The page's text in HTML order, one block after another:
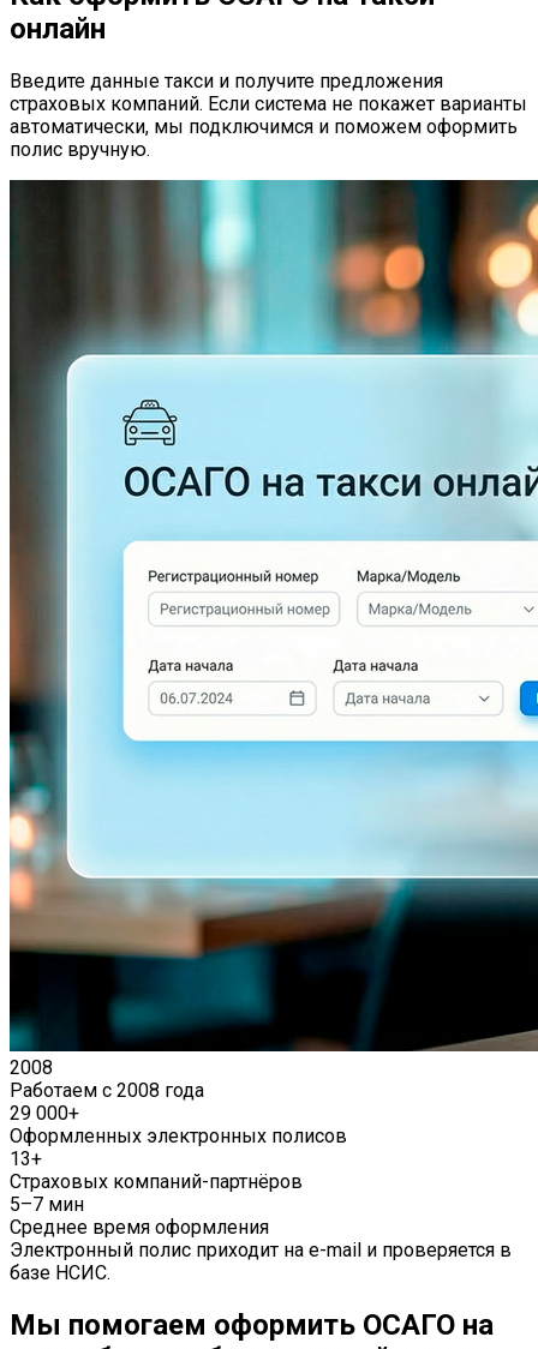
онлайн
Введите данные такси и получите предложения
страховых компаний. Если система не покажет варианты
автоматически, мы подключимся и поможем оформить
полис вручную.
2008
Работаем с 2008 года
29 000+
Оформленных электронных полисов
13+
Страховых компаний-партнёров
5–7 мин
Среднее время оформления
Электронный полис приходит на e-mail и проверяется в
базе НСИС.
Мы помогаем оформить ОСАГО на